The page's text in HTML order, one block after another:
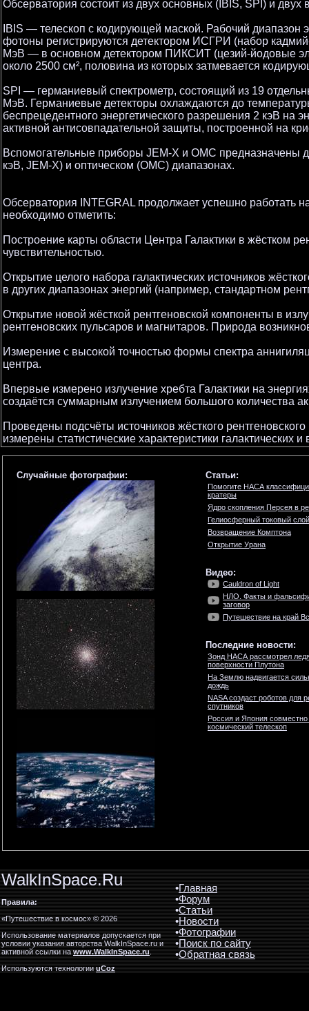
Обсерватория состоит из двух основных (IBIS, SPI) и
IBIS — телескоп с кодирующей маской. Рабочий
фотоны регистрируются детектором ИСГРИ (набор
МэВ — в основном детектором ПИКСИТ (цезий-йодовые
около 2500 см², половина из которых затмевается
SPI — германиевый спектрометр, состоящий из 19
МэВ. Германиевые детекторы охлаждаются до
беспрецедентного энергетического разрешения 2 кэВ на
активной антисовпадательной защиты, построенной на
Вспомогательные приборы JEM-X и OMC предназначены
кэВ, JEM-X) и оптическом (OMC) диапазонах.
Обсерватория INTEGRAL продолжает успешно работать
необходимо отметить:
Построение карты области Центра Галактики в жёстком
чувствительностью.
Открытие целого набора галактических источников
в других диапазонах энергий (например, стандартном
Открытие новой жёсткой рентгеновской компоненты в
рентгеновских пульсаров и магнитаров. Природа
Измерение с высокой точностью формы спектра
центра.
Впервые измерено излучение хребта Галактики на
создаётся суммарным излучением большого количества
Проведены подсчёты источников жёсткого
измерены статистические характеристики галактических
Случайные фотографии: Статьи:
Помогите НАСА
кратеры
Ядро скопления Персея в
Гелиосферный токовый слой
Возвращение Комптона
Открытие Урана
Видео:
Cauldron of Light
НЛО. Факты и
заговор
Путешествие на край
Последние новости:
Зонд НАСА рассмотрел
поверхности Плутона
На Землю надвигается
дождь
NASA создаст роботов для
спутников
Россия и Япония совместно
космический телескоп
WalkInSpace.Ru
Правила:
«Путешествие в космос» © 2026
Использование материалов допускается при
условии указания авторства WalkInSpace.ru и
активной ссылки наwww.WalkInSpace.ru.
Используются технологииuCoz
•Главная
•Форум
•Статьи
•Новости
•Фотографии
•Поиск по сайту
•Обратная связь